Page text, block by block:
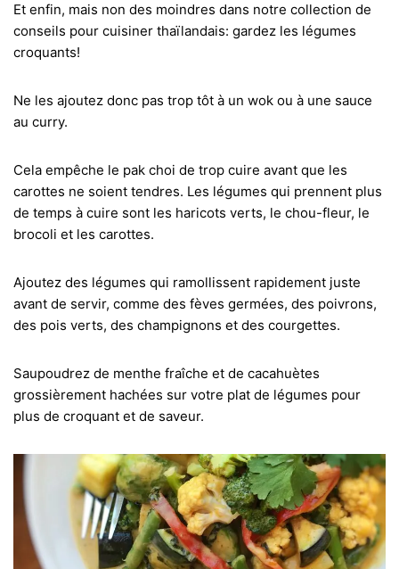
Et enfin, mais non des moindres dans notre collection de
conseils pour cuisiner thaïlandais: gardez les légumes
croquants!
Ne les ajoutez donc pas trop tôt à un wok ou à une sauce
au curry.
Cela empêche le pak choi de trop cuire avant que les
carottes ne soient tendres. Les légumes qui prennent plus
de temps à cuire sont les haricots verts, le chou-fleur, le
brocoli et les carottes.
Ajoutez des légumes qui ramollissent rapidement juste
avant de servir, comme des fèves germées, des poivrons,
des pois verts, des champignons et des courgettes.
Saupoudrez de menthe fraîche et de cacahuètes
grossièrement hachées sur votre plat de légumes pour
plus de croquant et de saveur.